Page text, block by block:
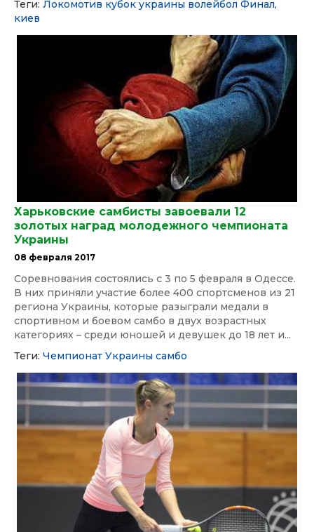
Теги: Локомотив кубок украины волейбол Финал,
киев
Харьковские самбисты завоевали 12
золотых наград молодежного чемпионата
Украины
08 февраля 2017
Соревнования состоялись с 3 по 5 февраля в Одессе.
В них приняли участие более 400 спортсменов из 21
региона Украины, которые разыграли медали в
спортивном и боевом самбо в двух возрастных
категориях – среди юношей и девушек до 18 лет и...
Теги: Чемпионат Украины самбо